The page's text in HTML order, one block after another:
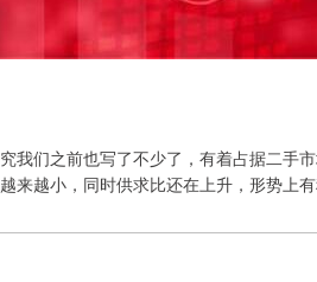
我们之前也写了不少了，有着占据二手
来越小，同时供求比还在上升，形势上